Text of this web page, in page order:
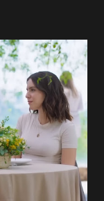
que realmente
suas energias a
orgulhando de
na
alegre, é
e
amiga. Pode ser
fazer algo.